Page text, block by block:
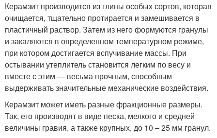
Керамзит производится из глины особых сортов, которая
очищается, тщательно протирается и замешивается в
пластичный раствор. Затем из него формуются гранулы
и закаляются в определенном температурном режиме,
при котором достигается вспучивание массы. При
остывании утеплитель становится легким по весу и
вместе с этим — весьма прочным, способным
выдерживать значительные механические воздействия.
Керамзит может иметь разные фракционные размеры.
Так, его производят в виде песка, мелкого и средней
величины гравия, а также крупных, до 10 – 25 мм гранул.